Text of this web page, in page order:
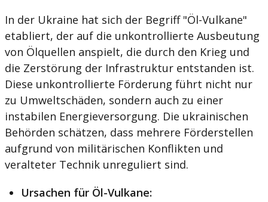
In der Ukraine hat sich der Begriff "Öl-Vulkane"
etabliert, der auf die unkontrollierte Ausbeutung
von Ölquellen anspielt, die durch den Krieg und
die Zerstörung der Infrastruktur entstanden ist.
Diese unkontrollierte Förderung führt nicht nur
zu Umweltschäden, sondern auch zu einer
instabilen Energieversorgung. Die ukrainischen
Behörden schätzen, dass mehrere Förderstellen
aufgrund von militärischen Konflikten und
veralteter Technik unreguliert sind.
Ursachen für Öl-Vulkane: